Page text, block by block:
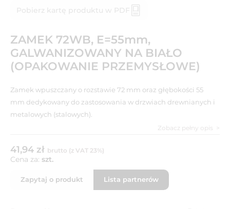
Pobierz kartę produktu w PDF
ZAMEK 72WB, E=55mm,
GALWANIZOWANY NA BIAŁO
(OPAKOWANIE PRZEMYSŁOWE)
Zamek wpuszczany o rozstawie 72 mm oraz głębokości 55
mm dedykowany do zastosowania w drzwiach drewnianych i
metalowych (stalowych).
Zobacz pełny opis
41,94 zł brutto (z VAT 23%)
Cena za: szt.
Zapytaj o produkt Lista partnerów